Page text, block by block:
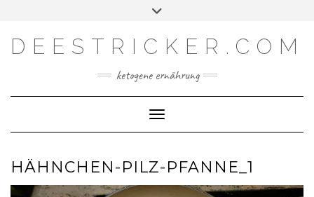
content
FacebookInstagram
DEESTRICKER.COM
ketogene ernährung
Toggle Navigation
HÄHNCHEN-PILZ-PFANNE_1